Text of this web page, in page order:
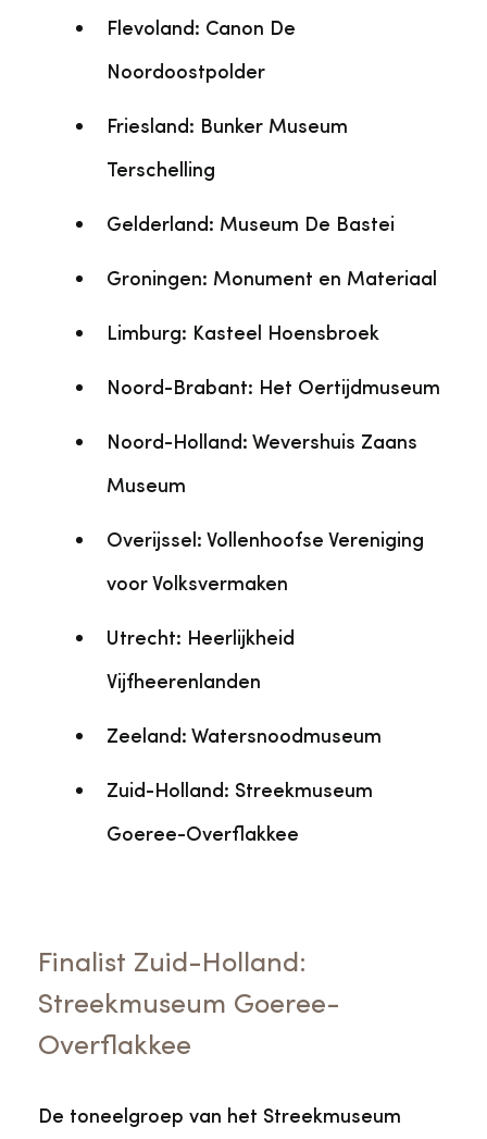
Flevoland: Canon De
Noordoostpolder
Friesland: Bunker Museum
Terschelling
Gelderland: Museum De Bastei
Groningen: Monument en Materiaal
Limburg: Kasteel Hoensbroek
Noord-Brabant: Het Oertijdmuseum
Noord-Holland: Wevershuis Zaans
Museum
Overijssel: Vollenhoofse Vereniging
voor Volksvermaken
Utrecht: Heerlijkheid
Vijfheerenlanden
Zeeland: Watersnoodmuseum
Zuid-Holland: Streekmuseum
Goeree-Overflakkee
Finalist Zuid-Holland:
Streekmuseum Goeree-
Overflakkee
De toneelgroep van het Streekmuseum